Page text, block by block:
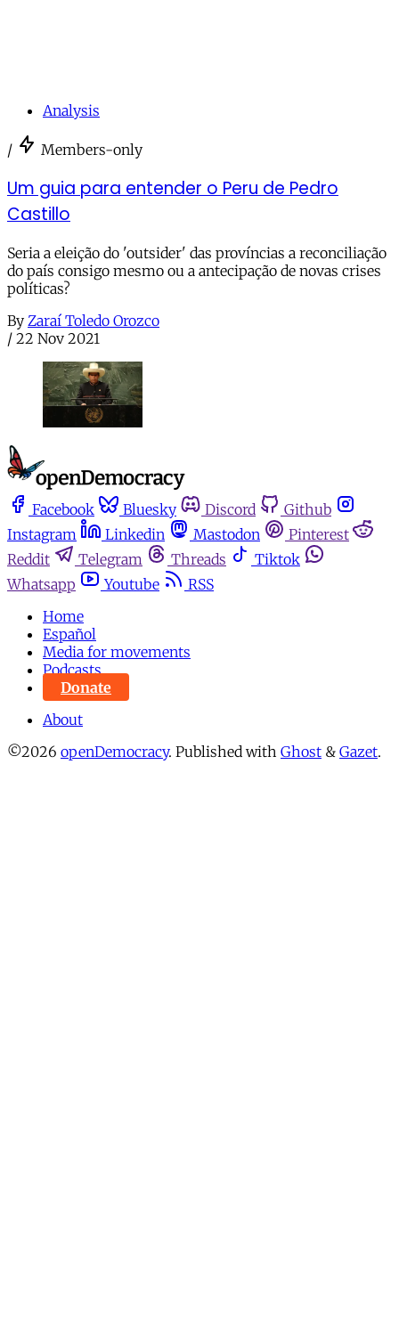
Analysis
/ Members-only
Um guia para entender o Peru de Pedro
Castillo
Seria a eleição do 'outsider' das províncias a reconciliação
do país consigo mesmo ou a antecipação de novas crises
políticas?
By Zaraí Toledo Orozco
/ 22 Nov 2021
Facebook Bluesky Discord
Github
Instagram
Linkedin Mastodon
Pinterest
Reddit
Telegram Threads
Tiktok
Whatsapp
Youtube
RSS
Home
Español
Media for movements
Podcasts
Donate
About
©2026 openDemocracy. Published with Ghost & Gazet.